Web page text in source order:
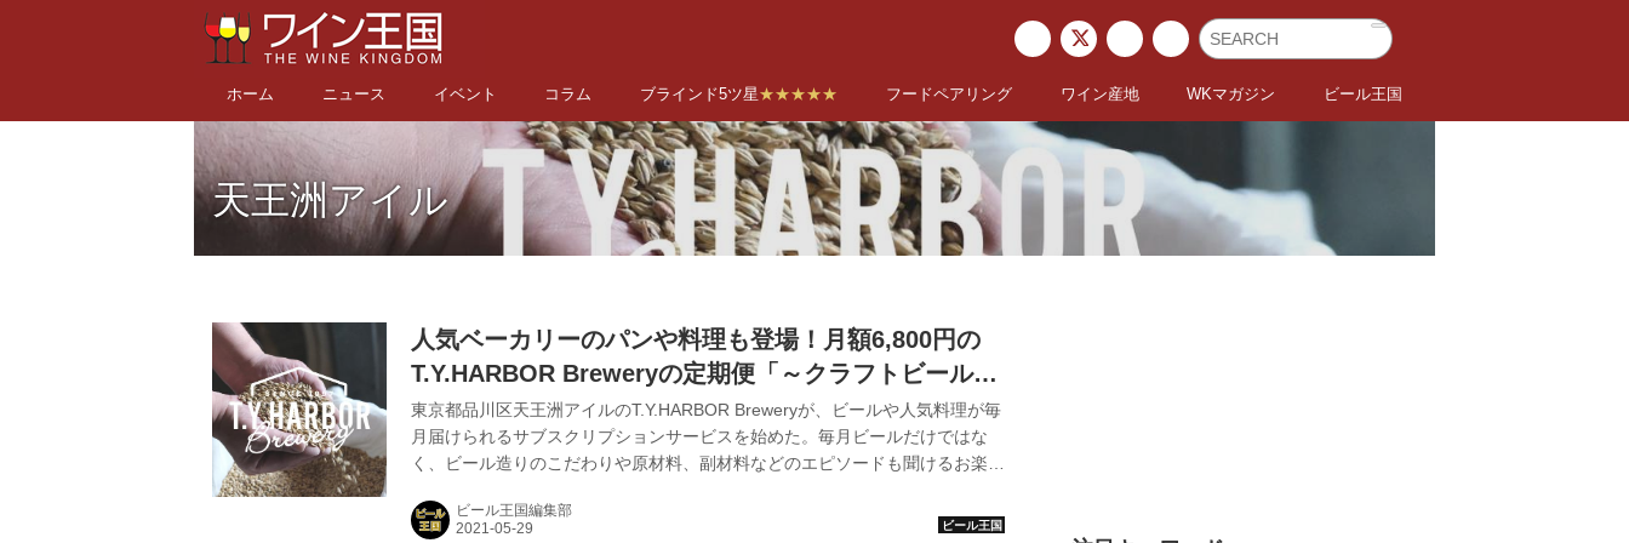
ホーム ニュース イベント コラム ブラインド5ツ星★★★★★ フードペアリング ワイン産地 WKマガジン ビール王国
天王洲アイル
人気ベーカリーのパンや料理も登場！月額6,800円の
T.Y.HARBOR Breweryの定期便「～クラフトビールを
知る旅～」の魅力
東京都品川区天王洲アイルのT.Y.HARBOR Breweryが、ビールや人気料理が毎
月届けられるサブスクリプションサービスを始めた。毎月ビールだけではな
く、ビール造りのこだわりや原材料、副材料などのエピソードも聞けるお楽し
ビールを知る旅 タイソンズアンドカンパニーの通販サイトです。
ビール王国編集部